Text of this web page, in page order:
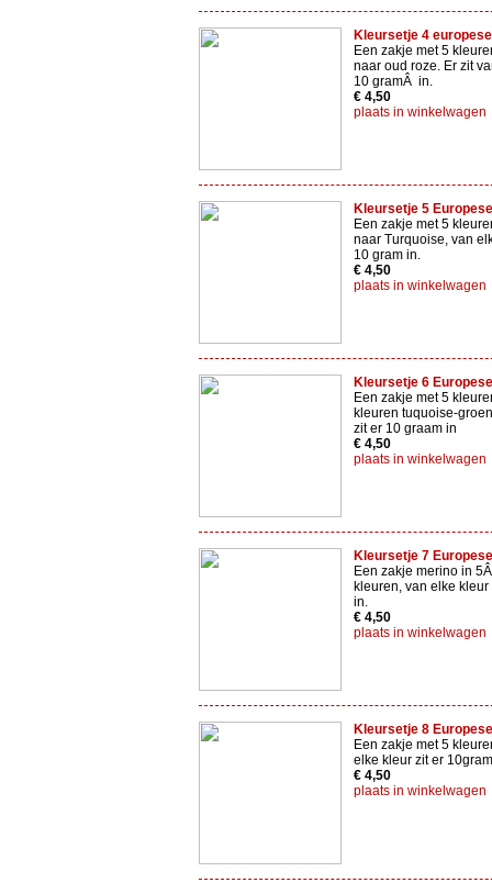
Kleursetje 4
Een zakje met 5
naar oud roze. Er zit
10 gramÂ in.
€ 4,50
plaats in winkelwagen
Kleursetje 5
Een zakje met 5
naar Turquoise, van
10 gram in.
€ 4,50
plaats in winkelwagen
Kleursetje 6
Een zakje met 5
kleuren tuquoise-
zit er 10 graam in
€ 4,50
plaats in winkelwagen
Kleursetje 7
Een zakje merino in
kleuren, van elke
in.
€ 4,50
plaats in winkelwagen
Kleursetje 8
Een zakje met 5
elke kleur zit er
€ 4,50
plaats in winkelwagen